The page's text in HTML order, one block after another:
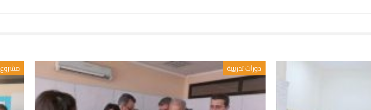
دورات تدريبية